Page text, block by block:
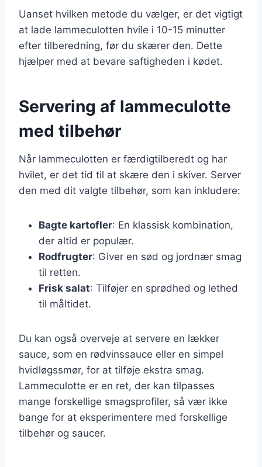
Uanset hvilken metode du vælger, er det vigtigt
at lade lammeculotten hvile i 10-15 minutter
efter tilberedning, før du skærer den. Dette
hjælper med at bevare saftigheden i kødet.
Servering af lammeculotte
med tilbehør
Når lammeculotten er færdigtilberedt og har
hvilet, er det tid til at skære den i skiver. Server
den med dit valgte tilbehør, som kan inkludere:
Bagte kartofler: En klassisk kombination,
der altid er populær.
Rodfrugter: Giver en sød og jordnær smag
til retten.
Frisk salat: Tilføjer en sprødhed og lethed
til måltidet.
Du kan også overveje at servere en lækker
sauce, som en rødvinssauce eller en simpel
hvidløgssmør, for at tilføje ekstra smag.
Lammeculotte er en ret, der kan tilpasses
mange forskellige smagsprofiler, så vær ikke
bange for at eksperimentere med forskellige
tilbehør og saucer.